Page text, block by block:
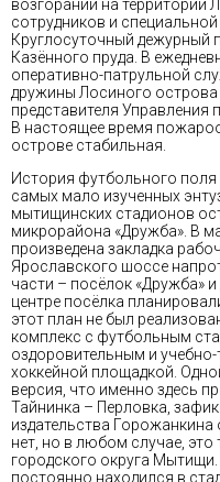
возгораний на территории
сотрудников и
Круглосуточный дежурный
Казённого пруда. В
оперативно-патрульной
дружины Лосиного
представителя
В настоящее время
острове стабильная.
История футбольного
самых мало изученных
мытищинских стадионов
микрорайона «Дружба». В
произведена закладка
Ярославского шоссе
части – посёлок «Дружба»
центре посёлка
этот план не был
комплекс с футбольным
оздоровительным и
хоккейной площадкой.
версия, что именно здесь
Тайнинка – Перловка,
издательства
нет, но в любом случае,
городского округа
постоянно находился в